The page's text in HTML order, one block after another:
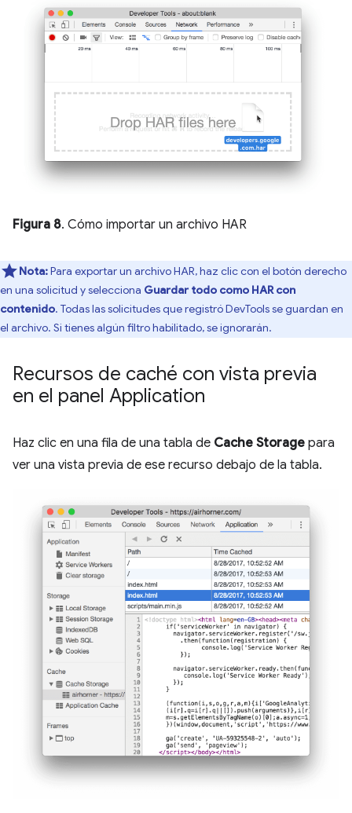
Figura 8. Cómo importar un archivo HAR
Nota:Para exportar un archivo HAR, haz clic con el botón derecho
en una solicitud y selecciona Guardar todo como HAR con
contenido. Todas las solicitudes que registró DevTools se guardan en
el archivo. Si tienes algún filtro habilitado, se ignorarán.
Recursos de caché con vista previa
en el panel Application
Haz clic en una fila de una tabla de Cache Storage para
ver una vista previa de ese recurso debajo de la tabla.